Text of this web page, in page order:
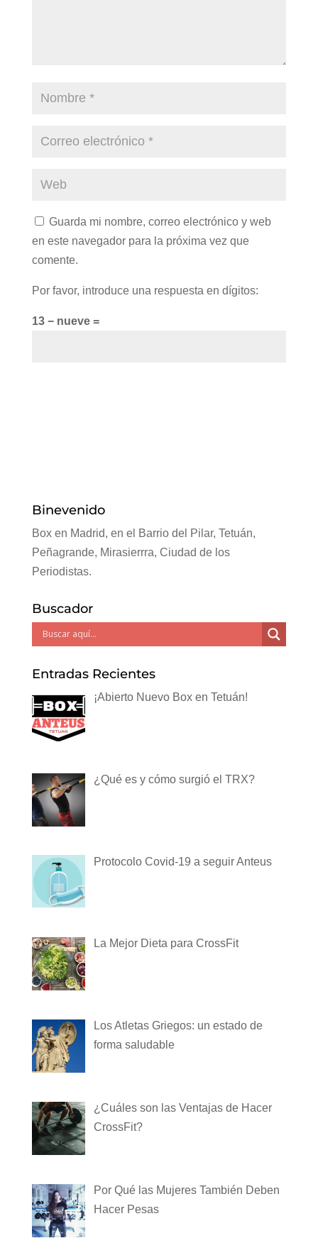
Guarda mi nombre, correo electrónico y web
en este navegador para la próxima vez que
comente.
Por favor, introduce una respuesta en dígitos:
13 − nueve =
Binevenido
Box en Madrid, en el Barrio del Pilar, Tetuán,
Peñagrande, Mirasierrra, Ciudad de los
Periodistas.
Buscador
Entradas Recientes
¡Abierto Nuevo Box en Tetuán!
¿Qué es y cómo surgió el TRX?
Protocolo Covid-19 a seguir Anteus
La Mejor Dieta para CrossFit
Los Atletas Griegos: un estado de
forma saludable
¿Cuáles son las Ventajas de Hacer
CrossFit?
Por Qué las Mujeres También Deben
Hacer Pesas